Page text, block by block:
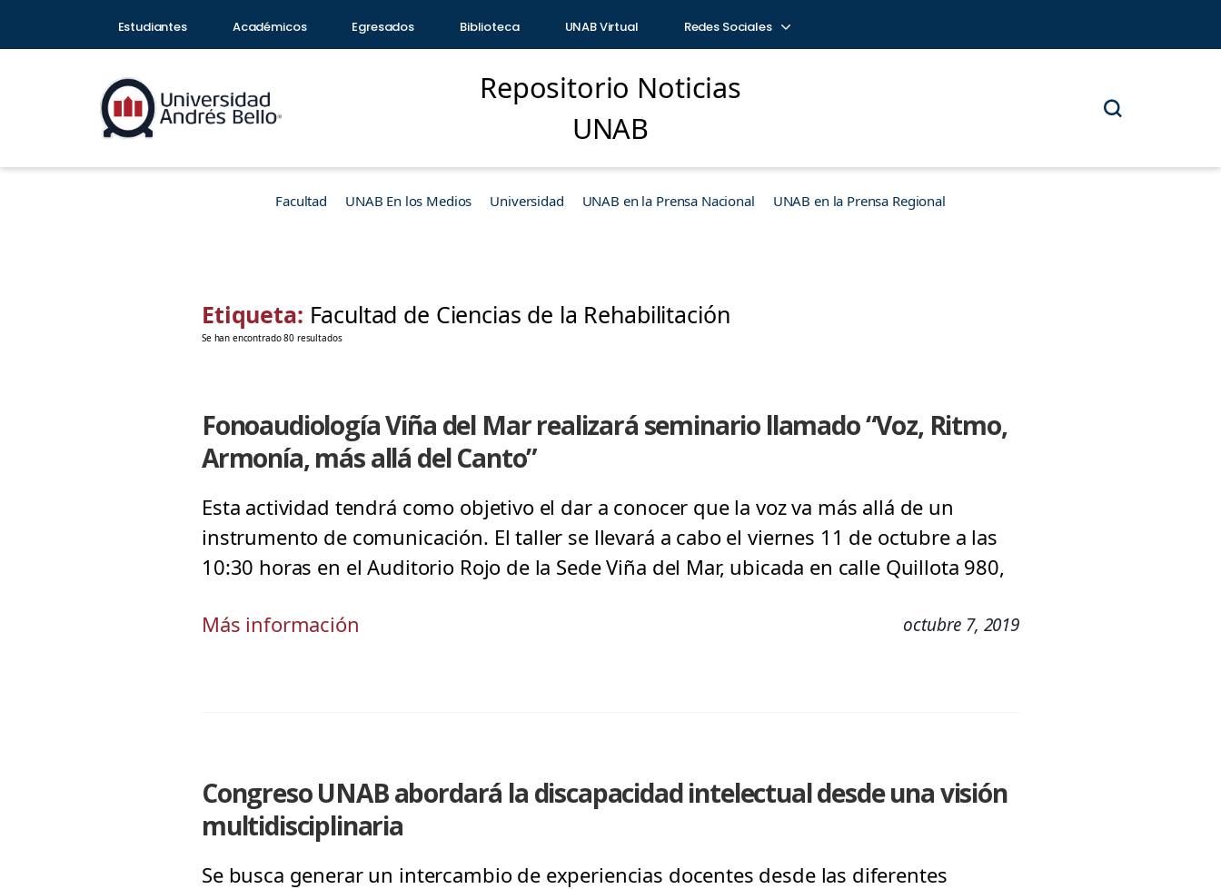
Estudiantes Académicos Egresados Biblioteca UNAB Virtual Redes Sociales
Repositorio Noticias
UNAB
Facultad UNAB En los Medios Universidad UNAB en la Prensa Nacional UNAB en la Prensa Regional
Etiqueta: Facultad de Ciencias de la Rehabilitación
Se han encontrado 80 resultados
Fonoaudiología Viña del Mar realizará seminario llamado “Voz, Ritmo,
Armonía, más allá del Canto”
Esta actividad tendrá como objetivo el dar a conocer que la voz va más allá de un
instrumento de comunicación. El taller se llevará a cabo el viernes 11 de octubre a las
10:30 horas en el Auditorio Rojo de la Sede Viña del Mar, ubicada en calle Quillota 980,
Más información octubre 7, 2019
Congreso UNAB abordará la discapacidad intelectual desde una visión
multidisciplinaria
Se busca generar un intercambio de experiencias docentes desde las diferentes